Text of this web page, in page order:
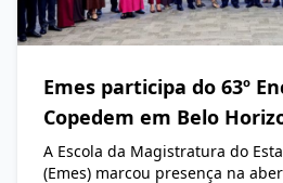
Emes participa do 63º
Copedem em Belo
A Escola da Magistratura do
(Emes) marcou presença na